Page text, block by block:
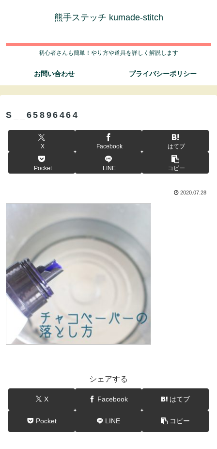
熊手ステッチ kumade-stitch
初心者さんも簡単！やり方や道具を詳しく解説します
お問い合わせ プライバシーポリシー
S__65896464
X Facebook はてブ
Pocket LINE コピー
2020.07.28
シェアする
X Facebook はてブ
Pocket LINE コピー